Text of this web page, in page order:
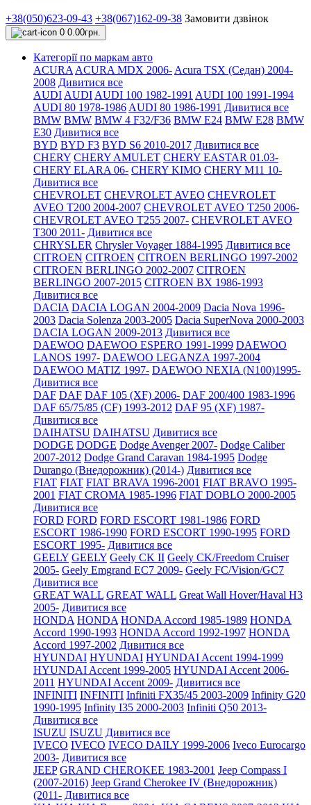
+38(050)623-09-43 +38(067)162-09-38 Замовити дзвінок
0 0.00грн.
Категорії по маркам авто
ACURA ACURA MDX 2006- Acura TSX (Седан) 2004-
2008 Дивитися все
AUDI AUDI AUDI 100 1982-1991 AUDI 100 1991-1994
AUDI 80 1978-1986 AUDI 80 1986-1991 Дивитися все
BMW BMW BMW 4 F32/F36 BMW E24 BMW E28 BMW
E30 Дивитися все
BYD BYD F3 BYD S6 2010-2017 Дивитися все
CHERY CHERY AMULET CHERY EASTAR 01.03-
CHERY ELARA 06- CHERY KIMO CHERY M11 10-
Дивитися все
CHEVROLET CHEVROLET AVEO CHEVROLET
AVEO Т200 2004-2007 CHEVROLET AVEO Т250 2006-
CHEVROLET AVEO Т255 2007- CHEVROLET AVEO
Т300 2011- Дивитися все
CHRYSLER Chrysler Voyager 1884-1995 Дивитися все
CITROEN CITROEN CITROEN BERLINGO 1997-2002
CITROEN BERLINGO 2002-2007 CITROEN
BERLINGO 2007-2015 CITROEN BX 1986-1993
Дивитися все
DACIA DACIA LOGAN 2004-2009 Dacia Nova 1996-
2003 Dacia Solenza 2003-2005 Dacia SuperNova 2000-2003
DACIA LOGAN 2009-2013 Дивитися все
DAEWOO DAEWOO ESPERO 1991-1999 DAEWOO
LANOS 1997- DAEWOO LEGANZA 1997-2004
DAEWOO MATIZ 1997- DAEWOO NEXIA (N100)1995-
Дивитися все
DAF DAF DAF 105 (XF) 2006- DAF 200/400 1983-1996
DAF 65/75/85 (CF) 1993-2012 DAF 95 (XF) 1987-
Дивитися все
DAIHATSU DAIHATSU Дивитися все
DODGE DODGE Dodge Avenger 2007- Dodge Caliber
2007-2012 Dodge Grand Caravan 1984-1995 Dodge
Durango (Внедорожник) (2014-) Дивитися все
FIAT FIAT FIAT BRAVA 1996-2001 FIAT BRAVO 1995-
2001 FIAT CROMA 1985-1996 FIAT DOBLO 2000-2005
Дивитися все
FORD FORD FORD ESCORT 1981-1986 FORD
ESCORT 1986-1990 FORD ESCORT 1990-1995 FORD
ESCORT 1995- Дивитися все
GEELY GEELY Geely CK II Geely CK/Freedom Cruiser
2005- Geely Emgrand EC7 2009- Geely FC/Vision/GC7
Дивитися все
GREAT WALL GREAT WALL Great Wall Hover/Haval H3
2005- Дивитися все
HONDA HONDA HONDA Accord 1985-1989 HONDA
Accord 1990-1993 HONDA Accord 1992-1997 HONDA
Accord 1997-2002 Дивитися все
HYUNDAI HYUNDAI HYUNDAI Accent 1994-1999
HYUNDAI Accent 1999-2005 HYUNDAI Accent 2006-
2011 HYUNDAI Accent 2009- Дивитися все
INFINITI INFINITI Infiniti FX35/45 2003-2009 Infinity G20
1990-1995 Infinity I35 2000-2003 Infiniti Q50 2013-
Дивитися все
ISUZU ISUZU Дивитися все
IVECO IVECO IVECO DAILY 1999-2006 Iveco Eurocargo
2003- Дивитися все
JEEP GRAND CHEROKEE 1983-2001 Jeep Compass I
(2007-2016) Jeep Grand Cherokee IV (Внедорожник)
(2011- Дивитися все